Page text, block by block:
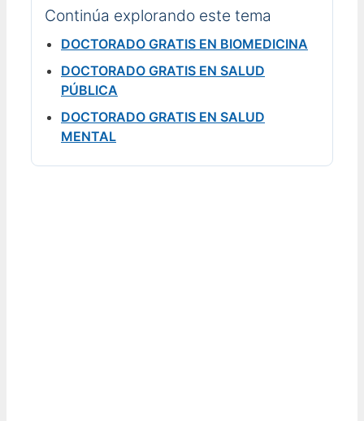
Continúa explorando este tema
DOCTORADO GRATIS EN BIOMEDICINA
DOCTORADO GRATIS EN SALUD
PÚBLICA
DOCTORADO GRATIS EN SALUD
MENTAL